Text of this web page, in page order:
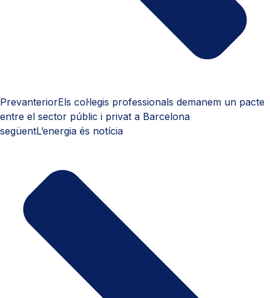
PrevanteriorEls col·legis professionals demanem un pacte
entre el sector públic i privat a Barcelona
següentL’energia és notícia